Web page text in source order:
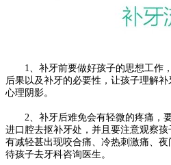
1、补牙前要做好孩子的思想工作
后果以及补牙的必要性，让孩子理解
心理阴影。
2、补牙后难免会有轻微的疼痛，
进口腔去抠补牙处，并且要注意观察
有减轻甚出现咬合痛、冷热刺激痛、
待孩子去牙科咨询医生。